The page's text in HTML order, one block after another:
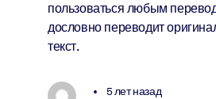
пользоваться любым
дословно переводит
текст.
5 лет назад